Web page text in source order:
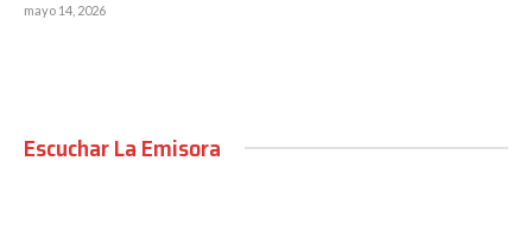
mayo 14, 2026
Escuchar La Emisora